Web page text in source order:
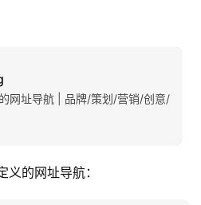
网址导航 | 品牌/策划/营销/创意/
的网址导航：